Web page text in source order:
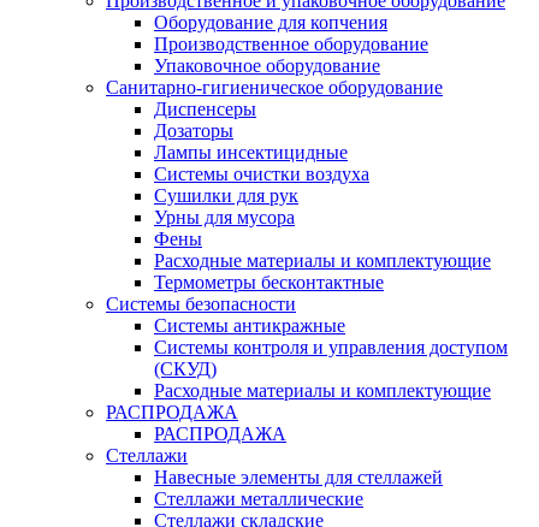
Оборудование для копчения
Производственное оборудование
Упаковочное оборудование
Санитарно-гигиеническое оборудование
Диспенсеры
Дозаторы
Лампы инсектицидные
Системы очистки воздуха
Сушилки для рук
Урны для мусора
Фены
Расходные материалы и комплектующие
Термометры бесконтактные
Системы безопасности
Системы антикражные
Системы контроля и управления доступом
(СКУД)
Расходные материалы и комплектующие
РАСПРОДАЖА
РАСПРОДАЖА
Стеллажи
Навесные элементы для стеллажей
Стеллажи металлические
Стеллажи складские